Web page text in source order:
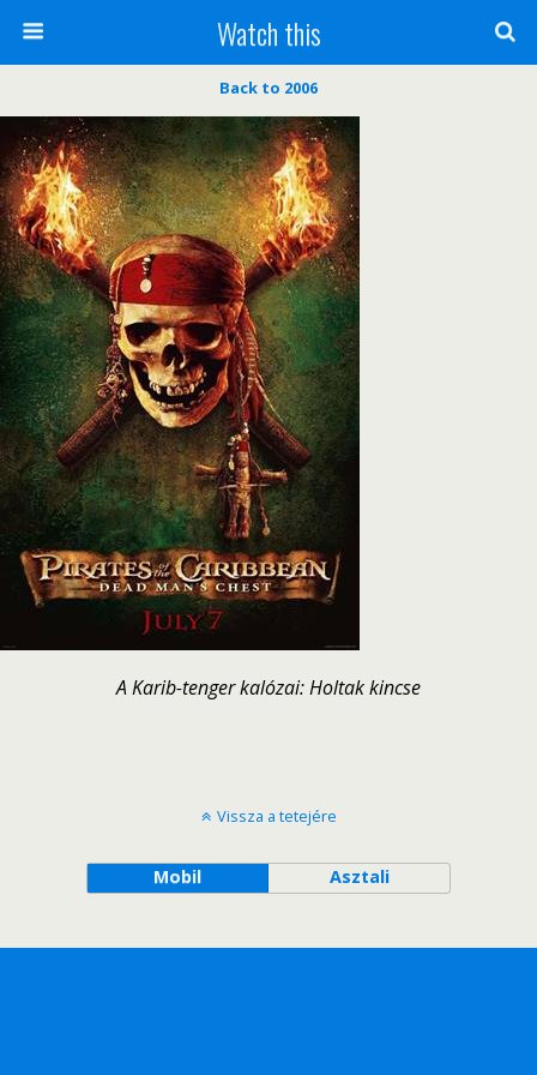
Watch this
Back to 2006
A Karib-tenger kalózai: Holtak kincse
Vissza a tetejére
Mobil Asztali